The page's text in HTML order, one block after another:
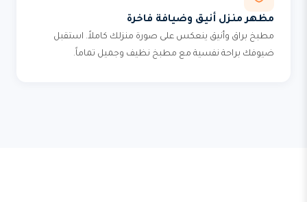
مظهر منزل أنيق وضيافة فاخرة
مطبخ براق وأنيق ينعكس على صورة منزلك كاملاً. استقبل
ضيوفك براحة نفسية مع مطبخ نظيف وجميل تماماً.